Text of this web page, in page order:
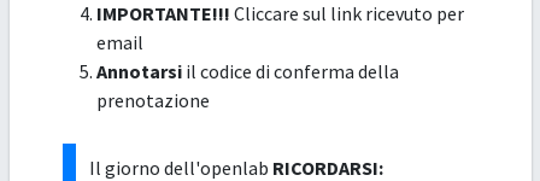
IMPORTANTE!!! Cliccare sul link ricevuto per
email
Annotarsi il codice di conferma della
prenotazione
Il giorno dell'openlab RICORDARSI: